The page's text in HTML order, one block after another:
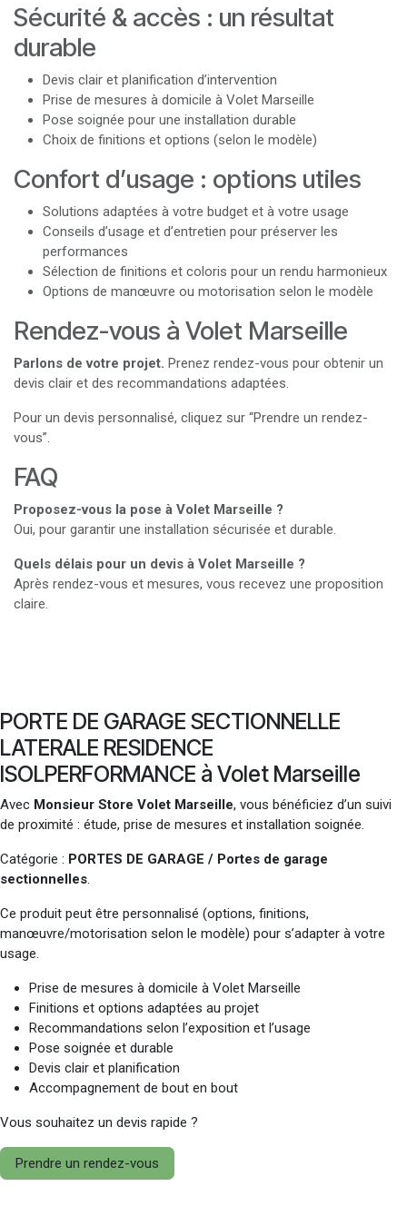
Sécurité & accès : un résultat
durable
Devis clair et planification d’intervention
Prise de mesures à domicile à Volet Marseille
Pose soignée pour une installation durable
Choix de finitions et options (selon le modèle)
Confort d’usage : options utiles
Solutions adaptées à votre budget et à votre usage
Conseils d’usage et d’entretien pour préserver les
performances
Sélection de finitions et coloris pour un rendu harmonieux
Options de manœuvre ou motorisation selon le modèle
Rendez-vous à Volet Marseille
Parlons de votre projet. Prenez rendez-vous pour obtenir un
devis clair et des recommandations adaptées.
Pour un devis personnalisé, cliquez sur “Prendre un rendez-
vous”.
FAQ
Proposez-vous la pose à Volet Marseille ?
Oui, pour garantir une installation sécurisée et durable.
Quels délais pour un devis à Volet Marseille ?
Après rendez-vous et mesures, vous recevez une proposition
claire.
PORTE DE GARAGE SECTIONNELLE
LATERALE RESIDENCE
ISOLPERFORMANCE à Volet Marseille
Avec Monsieur Store Volet Marseille, vous bénéficiez d’un suivi
de proximité : étude, prise de mesures et installation soignée.
Catégorie : PORTES DE GARAGE / Portes de garage
sectionnelles.
Ce produit peut être personnalisé (options, finitions,
manœuvre/motorisation selon le modèle) pour s’adapter à votre
usage.
Prise de mesures à domicile à Volet Marseille
Finitions et options adaptées au projet
Recommandations selon l’exposition et l’usage
Pose soignée et durable
Devis clair et planification
Accompagnement de bout en bout
Vous souhaitez un devis rapide ?
Prendre un rendez-vous